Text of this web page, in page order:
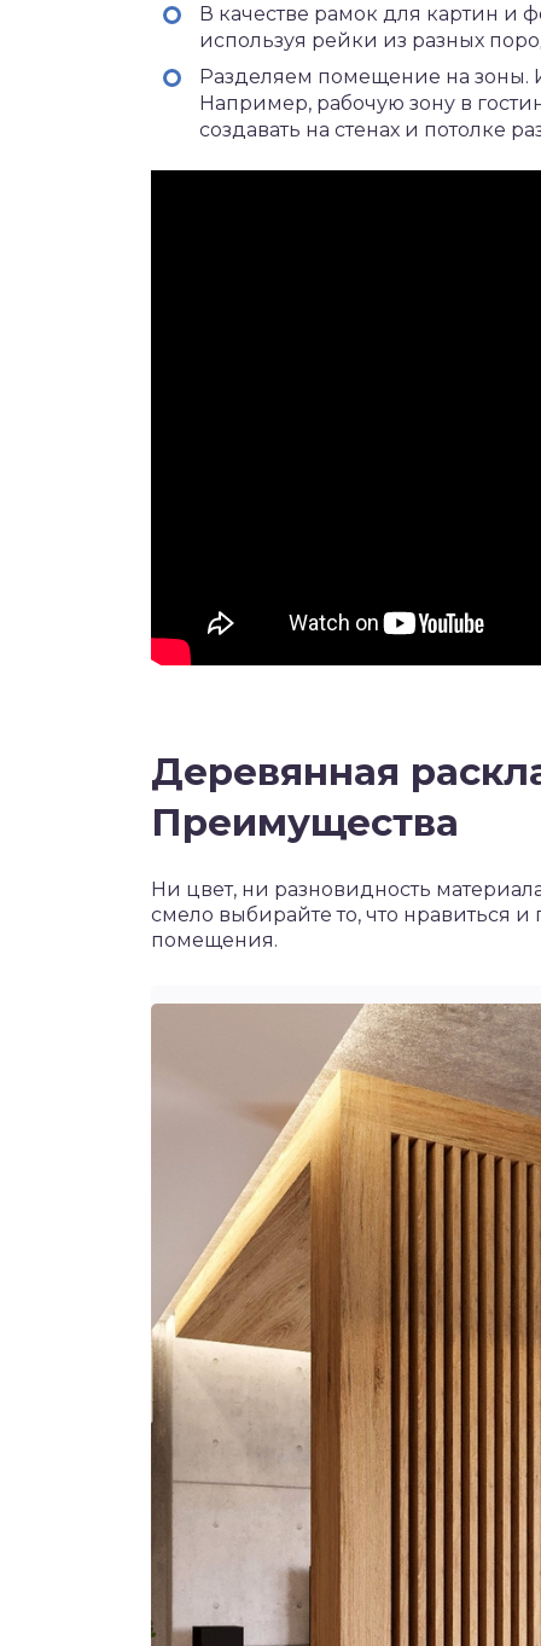
В качестве рамок для картин и
используя рейки из разных
Разделяем помещение на зоны.
Например, рабочую зону в
создавать на стенах и потолке
Деревянная
Преимущества
Ни цвет, ни разновидность
смело выбирайте то, что нравиться
помещения.